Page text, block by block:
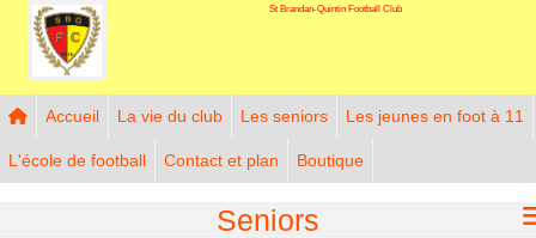
St Brandan-Quintin Football Club
Accueil La vie du club Les seniors Les jeunes en foot à 11
L'école de football Contact et plan Boutique
Seniors
Panneau de gestion des cookies